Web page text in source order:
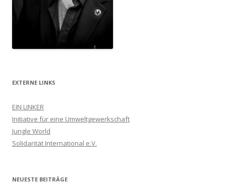
EXTERNE LINKS
EIN LINKER
Initiative für eine Umweltgewerkschaft
Jungle World
Solidarität International e.V.
NEUESTE BEITRÄGE